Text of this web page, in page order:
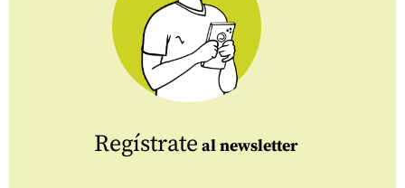
Regístrate al newsletter